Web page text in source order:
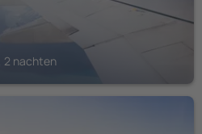
2 nachten